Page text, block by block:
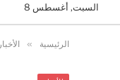
السبت, أغسطس 8
الرئيسية » الأخبار